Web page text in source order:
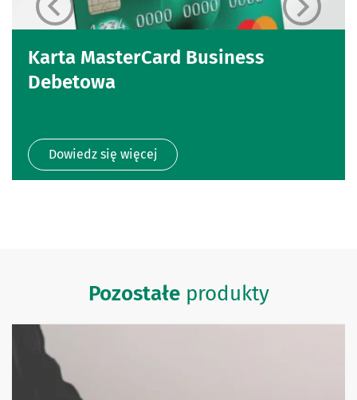
Karta MasterCard Business
Debetowa
Dowiedz się więcej
Pozostałeprodukty